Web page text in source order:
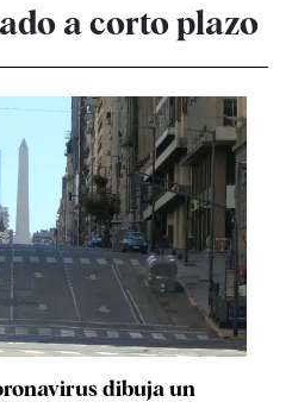
a corto plazo
dibuja un